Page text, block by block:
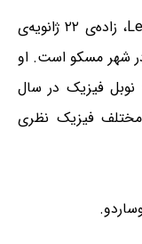
لو داویدوویچ لاندائو Lev Davidovich Landau، زاده‌ی ۲۲ ژانویه‌ی
در شهر باکو و درگذشته‌ی ۱ آوریل ۱۹۶۸ در شهر مسکو است. او
نوبل فیزیک در سال
مختلف فیزیک نظری